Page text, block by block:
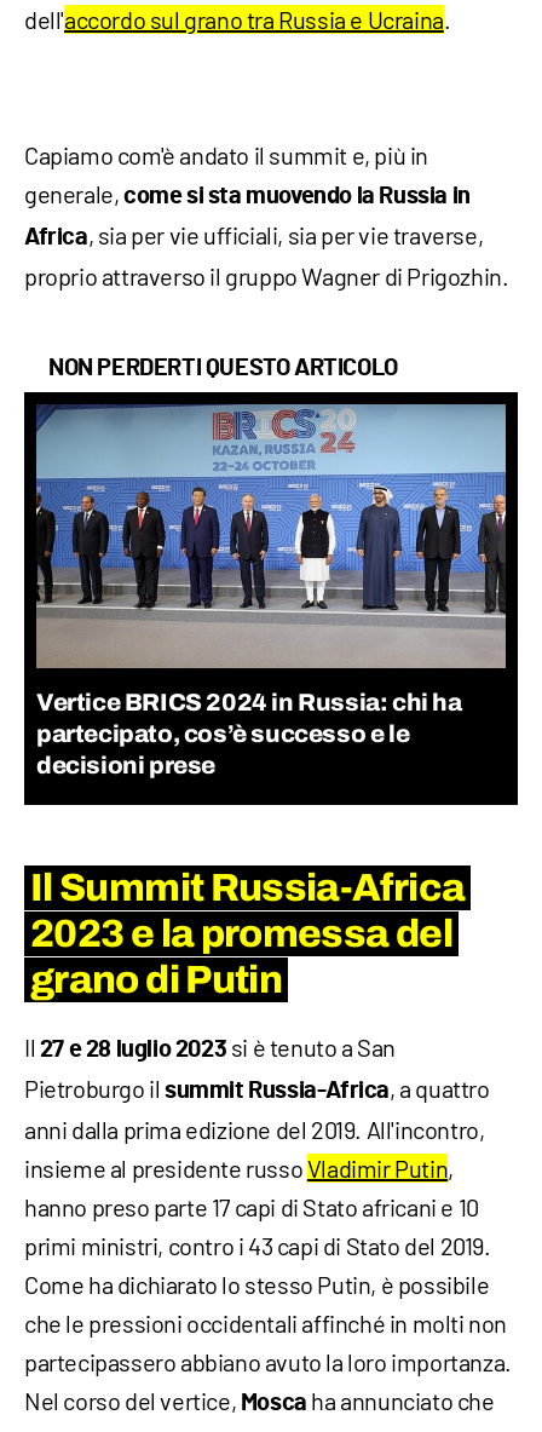
dell'accordo sul grano tra Russia e Ucraina.
Capiamo com'è andato il summit e, più in
generale, come si sta muovendo la Russia in
Africa, sia per vie ufficiali, sia per vie traverse,
proprio attraverso il gruppo Wagner di Prigozhin.
NON PERDERTI QUESTO ARTICOLO
Vertice BRICS 2024 in Russia: chi ha
partecipato, cos’è successo e le
decisioni prese
Il Summit Russia-Africa
2023 e la promessa del
grano di Putin
Il 27 e 28 luglio2023 si è tenuto a San
Pietroburgo il summit Russia-Africa, a quattro
anni dalla prima edizione del 2019. All'incontro,
insieme al presidente russoVladimir Putin,
hanno preso parte 17 capi di Stato africani e 10
primi ministri, contro i 43 capi di Stato del 2019.
Come ha dichiarato lo stesso Putin, è possibile
che le pressioni occidentali affinché in molti non
partecipassero abbiano avuto la loro importanza.
Nel corso del vertice, Mosca ha annunciato che